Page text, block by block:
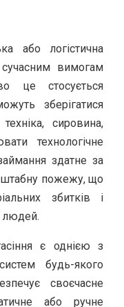
або логістична
сучасним вимогам
це стосується
зберігатися
сировина,
технологічне
здатне за
пожежу, що
збитків і
людей.
є однією з
будь-якого
своєчасне
або ручне